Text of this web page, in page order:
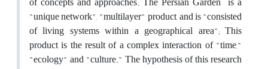
"unique network", "multilayer" product, and is "consisted
of living systems within a geographical area"; This
product is the result of a complex interaction of "time,"
"ecology" and "culture." The hypothesis of this research